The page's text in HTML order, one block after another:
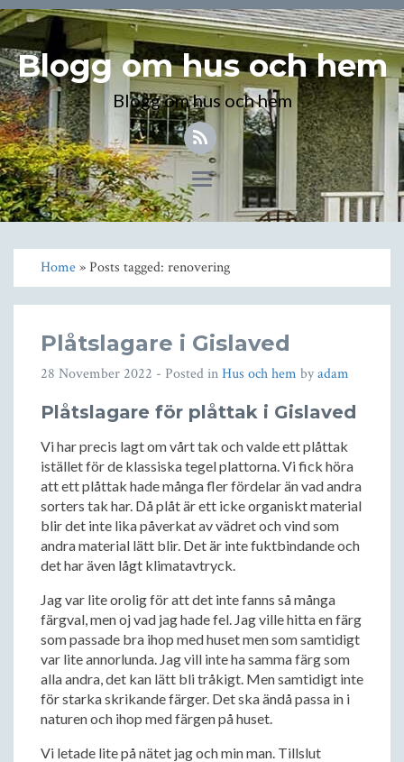
Blogg om hus och hem
Blogg om hus och hem
Toggle
navigation
Home» Posts tagged: renovering
Plåtslagare i Gislaved
28 November 2022 - Posted inHus och hem byadam
Plåtslagare för plåttak i Gislaved
Vi har precis lagt om vårt tak och valde ett plåttak
istället för de klassiska tegel plattorna. Vi fick höra
att ett plåttak hade många fler fördelar än vad andra
sorters tak har. Då plåt är ett icke organiskt material
blir det inte lika påverkat av vädret och vind som
andra material lätt blir. Det är inte fuktbindande och
det har även lågt klimatavtryck.
Jag var lite orolig för att det inte fanns så många
färgval, men oj vad jag hade fel. Jag ville hitta en färg
som passade bra ihop med huset men som samtidigt
var lite annorlunda. Jag vill inte ha samma färg som
alla andra, det kan lätt bli tråkigt. Men samtidigt inte
för starka skrikande färger. Det ska ändå passa in i
naturen och ihop med färgen på huset.
Vi letade lite på nätet jag och min man. Tillslut